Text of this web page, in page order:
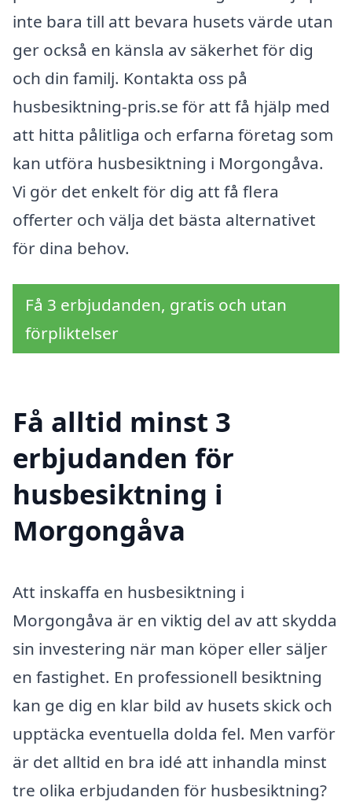
inte bara till att bevara husets värde utan
ger också en känsla av säkerhet för dig
och din familj. Kontakta oss på
husbesiktning-pris.se för att få hjälp med
att hitta pålitliga och erfarna företag som
kan utföra husbesiktning i Morgongåva.
Vi gör det enkelt för dig att få flera
offerter och välja det bästa alternativet
för dina behov.
Få 3 erbjudanden, gratis och utan
förpliktelser
Få alltid minst 3
erbjudanden för
husbesiktning i
Morgongåva
Att inskaffa en husbesiktning i
Morgongåva är en viktig del av att skydda
sin investering när man köper eller säljer
en fastighet. En professionell besiktning
kan ge dig en klar bild av husets skick och
upptäcka eventuella dolda fel. Men varför
är det alltid en bra idé att inhandla minst
tre olika erbjudanden för husbesiktning?